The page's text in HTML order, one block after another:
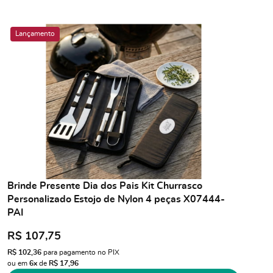
Lançamento
Brinde Presente Dia dos Pais Kit Churrasco
Personalizado Estojo de Nylon 4 peças X07444-
PAI
R$ 107,75
R$ 102,36 para pagamento no PIX
ou em6x de R$ 17,96